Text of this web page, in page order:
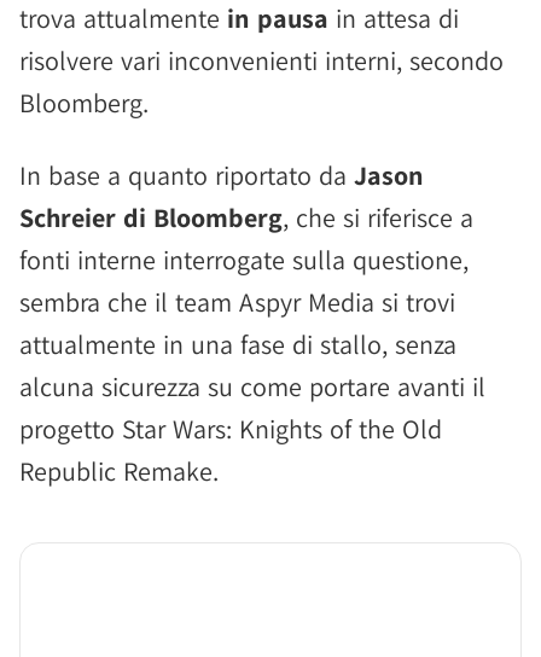
trova attualmente in pausa in attesa di
risolvere vari inconvenienti interni, secondo
Bloomberg.
In base a quanto riportato da Jason
Schreier di Bloomberg, che si riferisce a
fonti interne interrogate sulla questione,
sembra che il team Aspyr Media si trovi
attualmente in una fase di stallo, senza
alcuna sicurezza su come portare avanti il
progetto Star Wars: Knights of the Old
Republic Remake.